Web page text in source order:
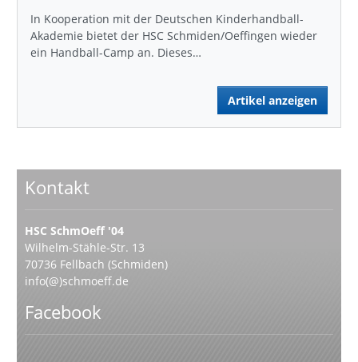
In Kooperation mit der Deutschen Kinderhandball-
Akademie bietet der HSC Schmiden/Oeffingen wieder
ein Handball-Camp an. Dieses…
Artikel anzeigen
Kontakt
HSC SchmOeff '04
Wilhelm-Stähle-Str. 13
70736 Fellbach (Schmiden)
info(@)schmoeff.de
Facebook